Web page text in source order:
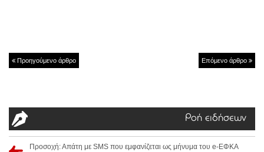
Προηγούμενο άρθρο Επόμενο άρθρο
Ροή ειδήσεων
Προσοχή: Απάτη με SMS που εμφανίζεται ως μήνυμα του e-ΕΦΚΑ